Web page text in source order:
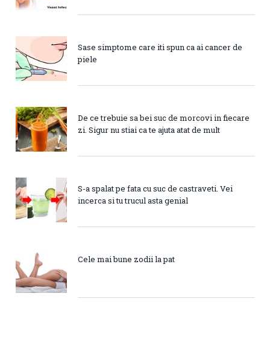
Sase simptome care iti spun ca ai cancer de
piele
De ce trebuie sa bei suc de morcovi in fiecare
zi. Sigur nu stiai ca te ajuta atat de mult
S-a spalat pe fata cu suc de castraveti. Vei
incerca si tu trucul asta genial
Cele mai bune zodii la pat